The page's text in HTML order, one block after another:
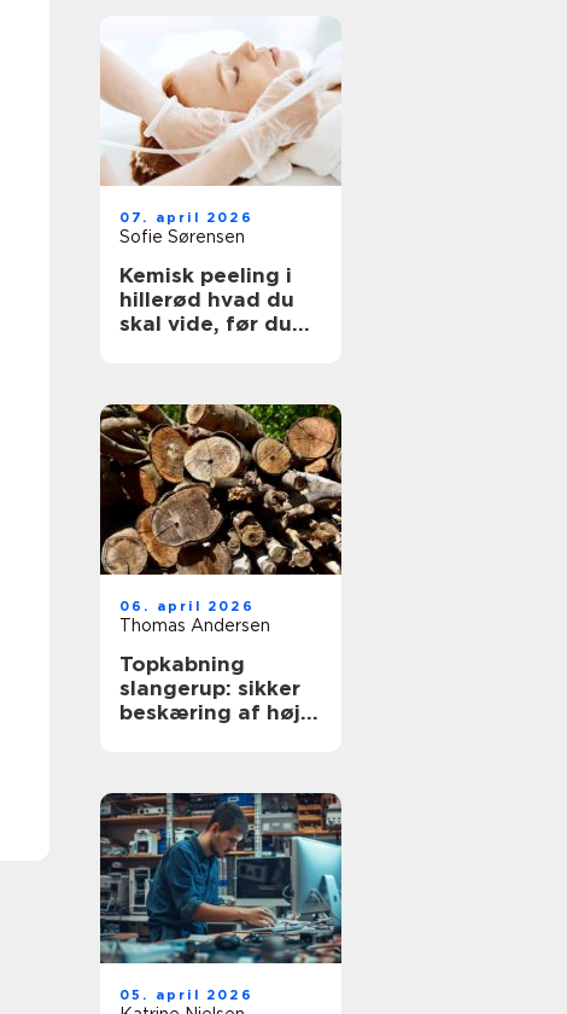
07. april 2026
Sofie Sørensen
Kemisk peeling i
hillerød hvad du
skal vide, før du
06. april 2026
Thomas Andersen
Topkabning
slangerup: sikker
beskæring af høje
05. april 2026